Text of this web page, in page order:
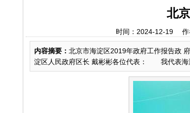
北
时间：2024-12-19 作
内容摘要： 北京市海淀区2019年政府工作报
淀区人民政府区长 戴彬彬各位代表： 我代表海